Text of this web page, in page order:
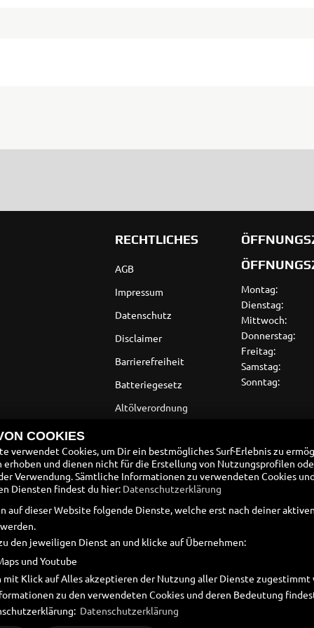
RECHTLICHES
AGB
Impressum
Datenschutz
Disclaimer
Barrierefreiheit
Batteriegesetz
Altölverordnung
Montag:
Dienstag:
Mittwoch:
Donnerstag:
Freitag:
Samstag:
Sonntag:
COOKIES
verwendet Cookies, um Dir ein bestmögliches Surf-Erlebnis zu
erhoben und dienen nicht für die Erstellung von Nutzungsprofilen
Verwendung. Sämtliche Informationen zu verwendeten Cookies
Diensten findest du hier: Datenschutzerklärung
auf dieser Website folgende Dienste, welche erst nach deiner
den jeweiligen Dienst an und klicke auf Übernehmen:
und Youtube
mit Klick auf Alles akzeptieren der Nutzung aller Dienste zugestimmt
zu den verwendeten Cookies und deren Bedeutung
Datenschutzerklärung